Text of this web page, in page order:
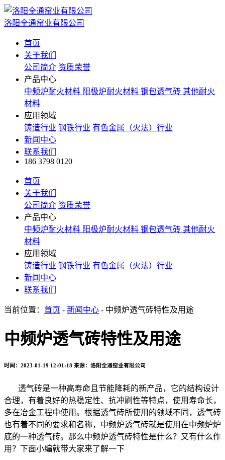
洛阳全通窑业有限公司
首页
关于我们
公司简介 资质荣誉
产品中心
中频炉耐火材料 阳极炉耐火材料 钢包透气砖 其他耐火
材料
应用领域
铸造行业 钢铁行业 有色金属（火法）行业
新闻中心
联系我们
186 3798 0120
首页
关于我们
公司简介 资质荣誉
产品中心
中频炉耐火材料 阳极炉耐火材料 钢包透气砖 其他耐火
材料
应用领域
铸造行业 钢铁行业 有色金属（火法）行业
新闻中心
联系我们
当前位置： 首页 - 新闻中心 - 中频炉透气砖特性及用途
中频炉透气砖特性及用途
时间：2023-01-19 12:01:18 来源：洛阳全通窑业有限公司
透气砖是一种高寿命且节能降耗的新产品，它的结构设计
合理，有着良好的热稳定性、抗冲刷性等特点，使用寿命长，
多在冶金工程中使用。根据透气砖所使用的领域不同，透气砖
也有着不同的要求和名称，中频炉透气砖就是使用在中频炉炉
底的一种透气砖。那么中频炉透气砖特性是什么？又有什么作
用？下面小编就带大家来了解一下